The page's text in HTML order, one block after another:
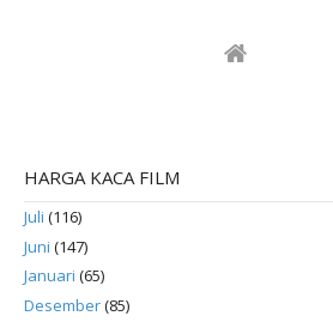
HARGA KACA FILM
Juli (116)
Juni (147)
Januari (65)
Desember(85)